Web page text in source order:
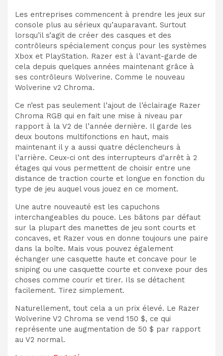
Les entreprises commencent à prendre les jeux sur
console plus au sérieux qu’auparavant. Surtout
lorsqu’il s’agit de créer des casques et des
contrôleurs spécialement conçus pour les systèmes
Xbox et PlayStation. Razer est à l’avant-garde de
cela depuis quelques années maintenant grâce à
ses contrôleurs Wolverine. Comme le nouveau
Wolverine v2 Chroma.
Ce n’est pas seulement l’ajout de l’éclairage Razer
Chroma RGB qui en fait une mise à niveau par
rapport à la V2 de l’année dernière. Il garde les
deux boutons multifonctions en haut, mais
maintenant il y a aussi quatre déclencheurs à
l’arrière. Ceux-ci ont des interrupteurs d’arrêt à 2
étages qui vous permettent de choisir entre une
distance de traction courte et longue en fonction du
type de jeu auquel vous jouez en ce moment.
Une autre nouveauté est les capuchons
interchangeables du pouce. Les bâtons par défaut
sur la plupart des manettes de jeu sont courts et
concaves, et Razer vous en donne toujours une paire
dans la boîte. Mais vous pouvez également
échanger une casquette haute et concave pour le
sniping ou une casquette courte et convexe pour des
choses comme courir et tirer. Ils se détachent
facilement. Tirez simplement.
Naturellement, tout cela a un prix élevé. Le Razer
Wolverine V2 Chroma se vend 150 $, ce qui
représente une augmentation de 50 $ par rapport
au V2 normal.